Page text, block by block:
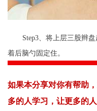
Step3、将上层三股辫
着后脑勺固定住。
如果本分享对你有帮助，
多的人学习 ， 让更多的